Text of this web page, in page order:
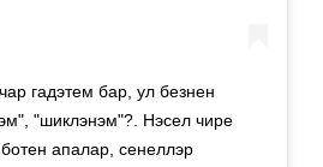
гадэтем бар, ул безнен
"шиклэнэм"?. Нэсел чире
апалар, сенеллэр